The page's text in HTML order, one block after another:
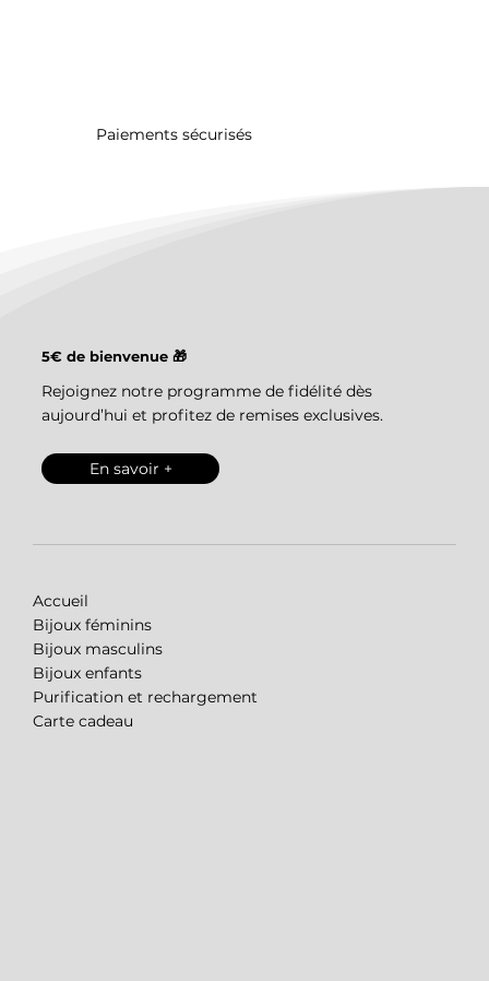
Paiements sécurisés
5€ de bienvenue 🎁
Rejoignez notre programme de fidélité dès
aujourd’hui et profitez de remises exclusives.
En savoir +
Accueil
Bijoux féminins
Bijoux masculins
Bijoux enfants
Purification et rechargement
Carte cadeau